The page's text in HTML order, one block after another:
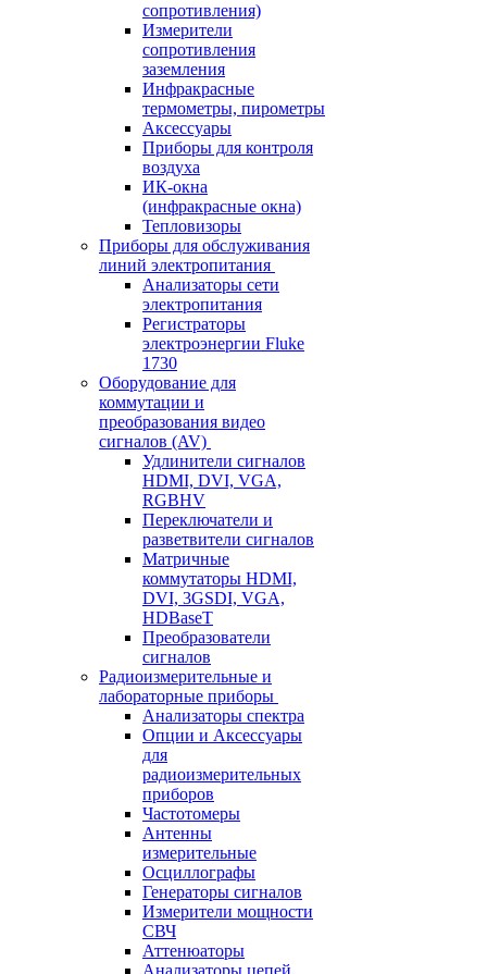
сопротивления)
Измерители
сопротивления
заземления
Инфракрасные
термометры, пирометры
Аксессуары
Приборы для контроля
воздуха
ИК-окна
(инфракрасные окна)
Тепловизоры
Приборы для обслуживания
линий электропитания
Анализаторы сети
электропитания
Регистраторы
электроэнергии Fluke
1730
Оборудование для
коммутации и
преобразования видео
сигналов (AV)
Удлинители сигналов
HDMI, DVI, VGA,
RGBHV
Переключатели и
разветвители сигналов
Матричные
коммутаторы HDMI,
DVI, 3GSDI, VGA,
HDBaseT
Преобразователи
сигналов
Радиоизмерительные и
лабораторные приборы
Анализаторы спектра
Опции и Аксессуары
для
радиоизмерительных
приборов
Частотомеры
Антенны
измерительные
Осциллографы
Генераторы сигналов
Измерители мощности
СВЧ
Аттенюаторы
Анализаторы цепей,